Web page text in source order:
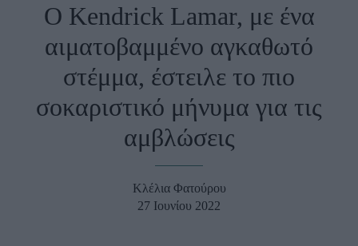
Fashion
Shopping
Styling Tips
Beauty - Ομορφιά
Ο Kendrick Lamar, με ένα
αιματοβαμμένο αγκαθωτό
στέμμα, έστειλε το πιο
σοκαριστικό μήνυμα για τις
αμβλώσεις
Κλέλια Φατούρου
27 Ιουνίου 2022